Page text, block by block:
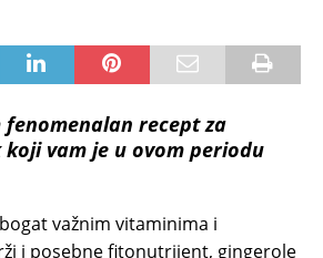
fenomenalan recept za
vam je u ovom periodu
važnim vitaminima i
i posebne fitonutrijent, gingerole